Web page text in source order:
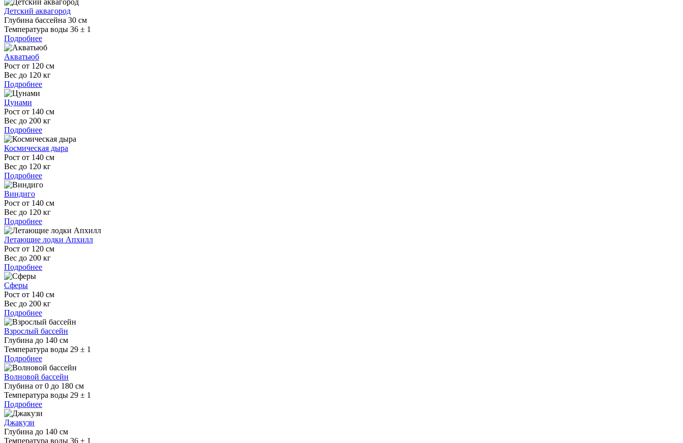
Детский аквагород
Глубина бассейна 30 см
Температура воды 36 ± 1
Подробнее
Акватьюб
Рост от 120 см
Вес до 120 кг
Подробнее
Цунами
Рост от 140 см
Вес до 200 кг
Подробнее
Космическая дыра
Рост от 140 см
Вес до 120 кг
Подробнее
Виндиго
Рост от 140 см
Вес до 120 кг
Подробнее
Летающие лодки Апхилл
Рост от 120 см
Вес до 200 кг
Подробнее
Сферы
Рост от 140 см
Вес до 200 кг
Подробнее
Взрослый бассейн
Глубина до 140 см
Температура воды 29 ± 1
Подробнее
Волновой бассейн
Глубина от 0 до 180 см
Температура воды 29 ± 1
Подробнее
Джакузи
Глубина до 140 см
Температура воды 36 ± 1